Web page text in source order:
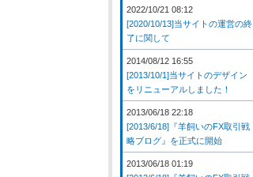
2022/10/21 08:12
[2020/10/13]当サイトの運営の終
了に関して
2014/08/12 16:55
[2013/10/1]当サイトのデザイン
をリニューアルしました！
2013/06/18 22:18
[2013/6/18]『羊飼いのFX取引戦
略ブログ』を正式に開始
2013/06/18 01:19